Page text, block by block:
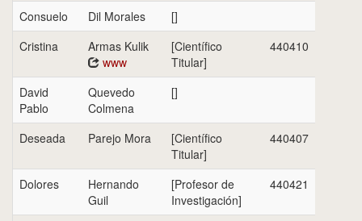
Consuelo Dil Morales
[]
Cristina
Armas Kulik
www
[Científico
Titular]
440410
David
Pablo
Quevedo
Colmena
[]
Deseada Parejo Mora
[Científico
Titular]
440407
Dolores
Hernando
Guil
[Profesor de
Investigación]
440421